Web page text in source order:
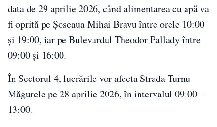
data de 29 aprilie 2026, când alimentarea cu apă va
fi oprită pe Șoseaua Mihai Bravu între orele 10:00
și 19:00, iar pe Bulevardul Theodor Pallady între
09:00 și 16:00.
În Sectorul 4, lucrările vor afecta Strada Turnu
Măgurele pe 28 aprilie 2026, în intervalul 09:00 –
13:00.